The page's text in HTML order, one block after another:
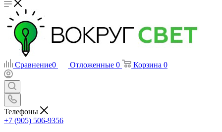
Сравнение0 Отложенные 0 Корзина 0
Телефоны
+7 (905) 506-9356